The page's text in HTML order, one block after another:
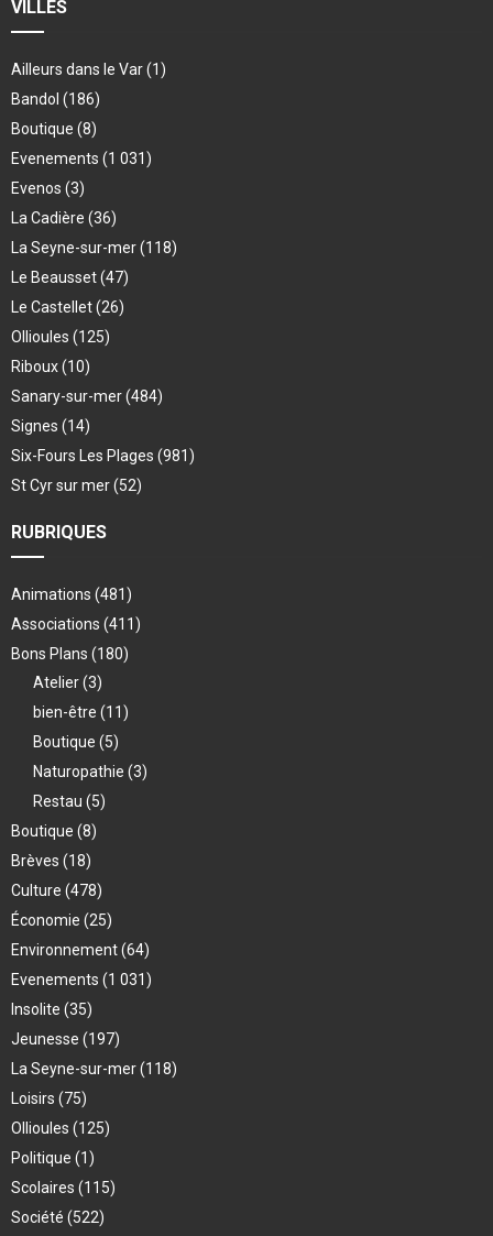
VILLES
Ailleurs dans le Var(1)
Bandol (186)
Boutique (8)
Evenements (1 031)
Evenos (3)
La Cadière (36)
La Seyne-sur-mer(118)
Le Beausset(47)
Le Castellet(26)
Ollioules (125)
Riboux(10)
Sanary-sur-mer(484)
Signes (14)
Six-Fours Les Plages (981)
St Cyr sur mer(52)
RUBRIQUES
Animations (481)
Associations (411)
Bons Plans (180)
Atelier(3)
bien-être (11)
Boutique (5)
Naturopathie (3)
Restau (5)
Boutique (8)
Brèves (18)
Culture (478)
Économie (25)
Environnement(64)
Evenements (1 031)
Insolite (35)
Jeunesse (197)
La Seyne-sur-mer(118)
Loisirs (75)
Ollioules (125)
Politique (1)
Scolaires (115)
Société (522)